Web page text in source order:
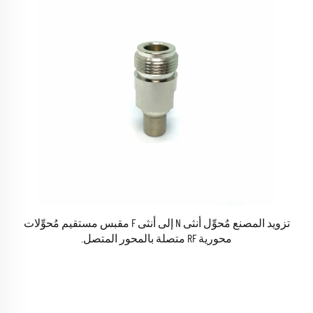
تزويد المصنع مُحوِّل أنثى N إلى أنثى F مقبس مستقيم مُحوِّلات
محورية RF متصلة بالمحور المتصل.